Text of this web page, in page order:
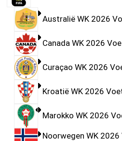
Australië WK 2026
Canada WK 2026
Curaçao WK 2026
Kroatië WK 2026
Marokko WK 2026
Noorwegen WK